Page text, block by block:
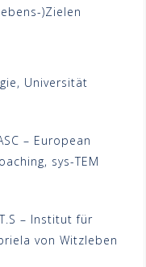
)Zielen
Universität
– European
sys-TEM
– Institut für
von Witzleben